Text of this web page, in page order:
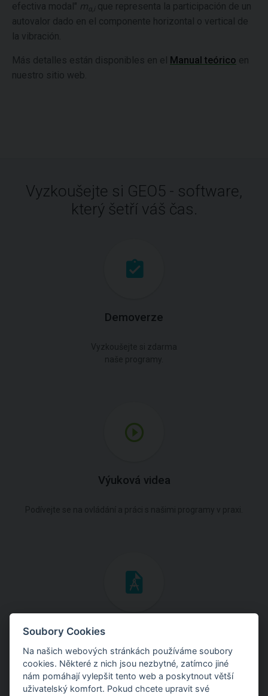
efectiva modal" mα,i que representa la participación de un
autovalor dado en el componente horizontal o vertical de
la vibración.
Más detalles están disponibles en el Manual teórico en
nuestro sitio web.
Vyzkoušejte si GEO5 - software,
který šetří váš čas.
Demoverze
Výuková videa
Inženýrské manuály
Stáhněte si manuály s teoretickými i praktickými ukázkami
použití programů.
Soubory Cookies
Na našich webových stránkách používáme soubory
cookies. Některé z nich jsou nezbytné, zatímco jiné
nám pomáhají vylepšit tento web a poskytnout větší
uživatelský komfort. Pokud chcete upravit své